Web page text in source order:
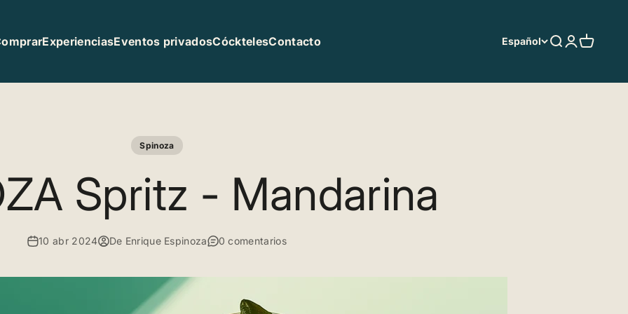
ExperienciasEventos privadosCócktelesContacto Español Buscar
Iniciar
Carrito
Spinoza
Spritz - Mandarina
10 abr 2024 De Enrique Espinoza 0 comentarios